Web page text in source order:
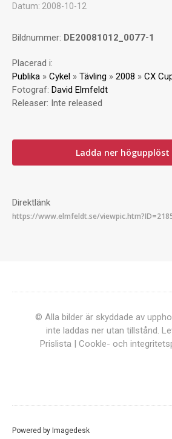
Datum: 2008-10-12
Bildnummer: DE20081012_0077-1
Placerad i:
Publika » Cykel » Tävling » 2008 » CX
Fotograf: David Elmfeldt
Releaser: Inte released
Ladda ner
Direktlänk
© Alla bilder är skyddade av
inte laddas ner utan tillstånd.
Prislista | Cookle- och
Powered by Imagedesk